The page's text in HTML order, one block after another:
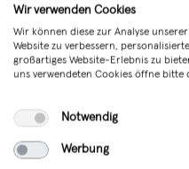
verkauft seit
Wir verwenden Cookies
Wir können diese zur Analyse
Website zu verbessern,
großartiges Website-Erlebnis zu
uns verwendeten Cookies öffne bitte
Notwendig
Werbung